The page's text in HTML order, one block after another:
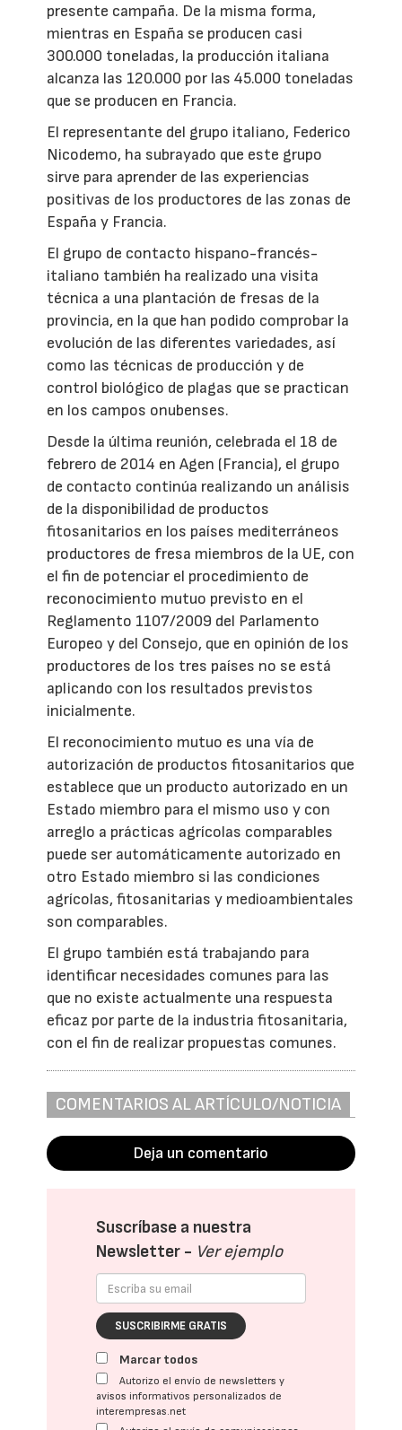
presente campaña. De la misma forma,
mientras en España se producen casi
300.000 toneladas, la producción italiana
alcanza las 120.000 por las 45.000 toneladas
que se producen en Francia.
El representante del grupo italiano, Federico
Nicodemo, ha subrayado que este grupo
sirve para aprender de las experiencias
positivas de los productores de las zonas de
España y Francia.
El grupo de contacto hispano-francés-
italiano también ha realizado una visita
técnica a una plantación de fresas de la
provincia, en la que han podido comprobar la
evolución de las diferentes variedades, así
como las técnicas de producción y de
control biológico de plagas que se practican
en los campos onubenses.
Desde la última reunión, celebrada el 18 de
febrero de 2014 en Agen (Francia), el grupo
de contacto continúa realizando un análisis
de la disponibilidad de productos
fitosanitarios en los países mediterráneos
productores de fresa miembros de la UE, con
el fin de potenciar el procedimiento de
reconocimiento mutuo previsto en el
Reglamento 1107/2009 del Parlamento
Europeo y del Consejo, que en opinión de los
productores de los tres países no se está
aplicando con los resultados previstos
inicialmente.
El reconocimiento mutuo es una vía de
autorización de productos fitosanitarios que
establece que un producto autorizado en un
Estado miembro para el mismo uso y con
arreglo a prácticas agrícolas comparables
puede ser automáticamente autorizado en
otro Estado miembro si las condiciones
agrícolas, fitosanitarias y medioambientales
son comparables.
El grupo también está trabajando para
identificar necesidades comunes para las
que no existe actualmente una respuesta
eficaz por parte de la industria fitosanitaria,
con el fin de realizar propuestas comunes.
COMENTARIOS AL ARTÍCULO/NOTICIA
Deja un comentario
Suscríbase a nuestra
Newsletter - Ver ejemplo
SUSCRIBIRME GRATIS
Marcar todos
Autorizo el envío de newsletters y
avisos informativos personalizados de
interempresas.net